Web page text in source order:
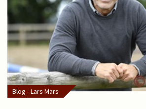
Blog - Lars Mars